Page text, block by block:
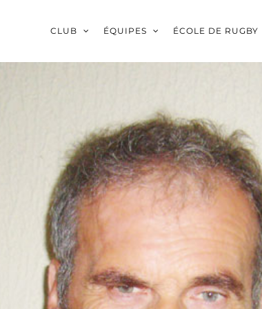
CLUB ÉQUIPES ÉCOLE DE RUGBY